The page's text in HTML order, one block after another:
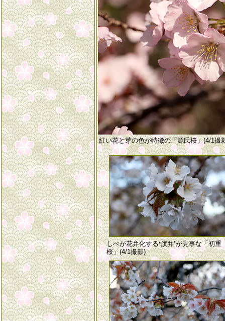
紅い花と芽の色が特徴の「源氏桜」(4/1撮
しべが花弁化する❛旗弁❜が見事な「初重
桜」(4/1撮影)